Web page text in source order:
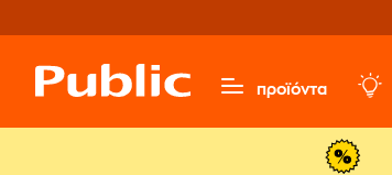
προϊόντα